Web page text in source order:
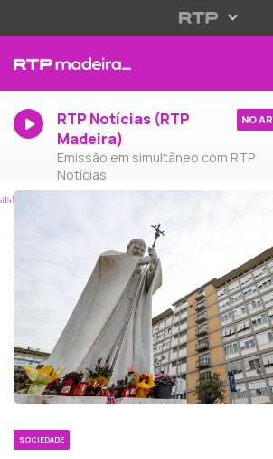
RTP Notícias (RTP
Madeira)
Emissão em simultâneo com RTP
Notícias
NO AR
SOCIEDADE